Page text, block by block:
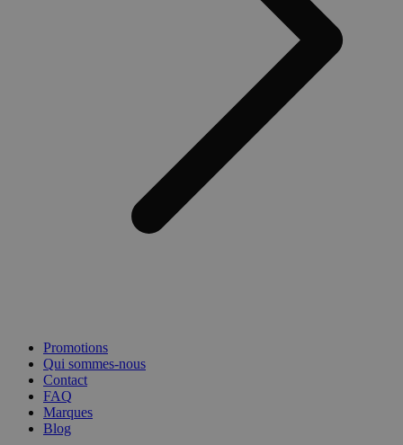
Promotions
Qui sommes-nous
Contact
FAQ
Marques
Blog